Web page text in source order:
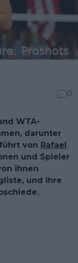
0
WTA-
darunter
von Rafael
und Spieler
ihnen
und ihre